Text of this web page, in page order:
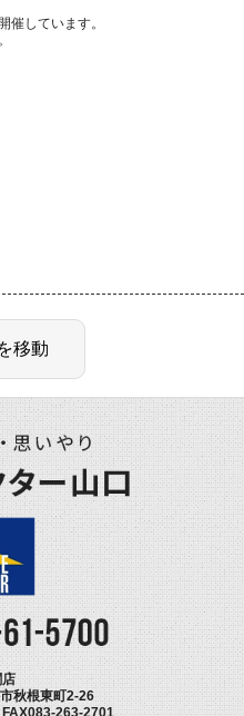
催しています。
秋根東町2-26
263-2701